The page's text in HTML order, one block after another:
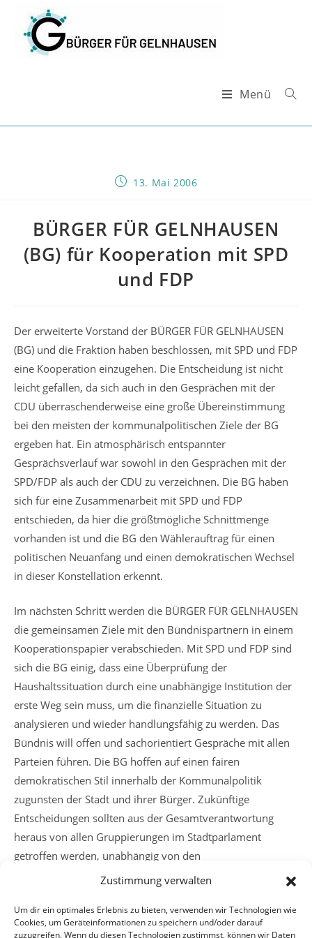
Zustimmung verwalten
Um dir ein optimales Erlebnis zu bieten, verwenden wir Technologien wie
Cookies, um Geräteinformationen zu speichern und/oder darauf
zuzugreifen. Wenn du diesen Technologien zustimmst, können wir Daten
springen
Menü
Beitrag13. Mai 2006
BÜRGER FÜR GELNHAUSEN
(BG) für Kooperation mit SPD
und FDP
Der erweiterte Vorstand der BÜRGER FÜR GELNHAUSEN
(BG) und die Fraktion haben beschlossen, mit SPD und FDP
eine Kooperation einzugehen. Die Entscheidung ist nicht
leicht gefallen, da sich auch in den Gesprächen mit der
CDU überraschenderweise eine große Übereinstimmung
bei den meisten der kommunalpolitischen Ziele der BG
ergeben hat. Ein atmosphärisch entspannter
Gesprächsverlauf war sowohl in den Gesprächen mit der
SPD/FDP als auch der CDU zu verzeichnen. Die BG haben
sich für eine Zusammenarbeit mit SPD und FDP
entschieden, da hier die größtmögliche Schnittmenge
vorhanden ist und die BG den Wählerauftrag für einen
politischen Neuanfang und einen demokratischen Wechsel
in dieser Konstellation erkennt.
Im nächsten Schritt werden die BÜRGER FÜR GELNHAUSEN
die gemeinsamen Ziele mit den Bündnispartnern in einem
Kooperationspapier verabschieden. Mit SPD und FDP sind
sich die BG einig, dass eine Überprüfung der
Haushaltssituation durch eine unabhängige Institution der
erste Weg sein muss, um die finanzielle Situation zu
analysieren und wieder handlungsfähig zu werden. Das
Bündnis will offen und sachorientiert Gespräche mit allen
Parteien führen. Die BG hoffen auf einen fairen
demokratischen Stil innerhalb der Kommunalpolitik
zugunsten der Stadt und ihrer Bürger. Zukünftige
Entscheidungen sollten aus der Gesamtverantwortung
heraus von allen Gruppierungen im Stadtparlament
getroffen werden, unabhängig von den
Mehrheitsverhältnissen.
WeitereVorheriger Beitrag